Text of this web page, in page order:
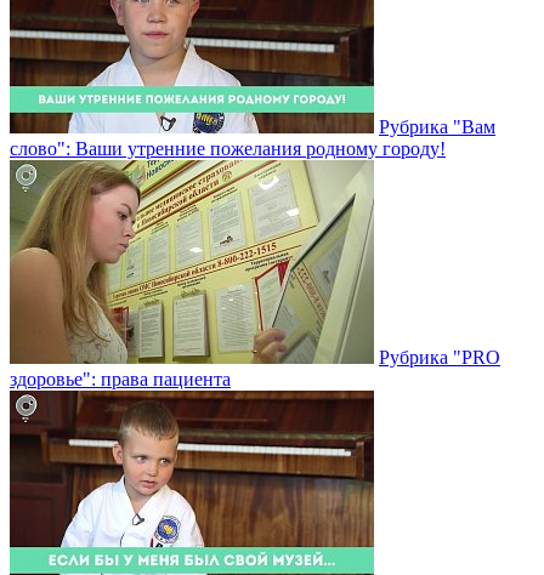
Рубрика "Вам
слово": Ваши утренние пожелания родному городу!
Рубрика "PRO
здоровье": права пациента